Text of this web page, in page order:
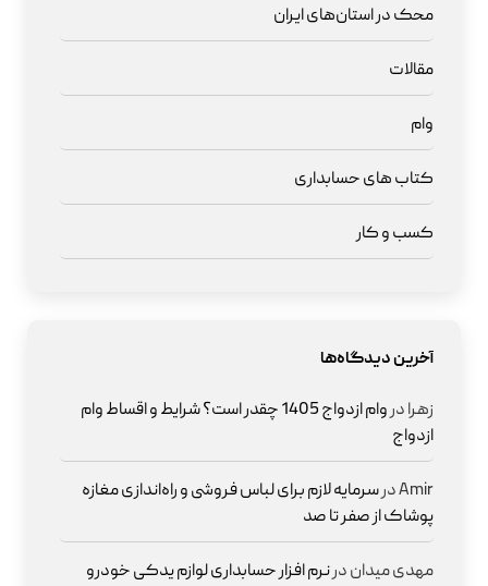
محک در استان‌های ایران
مقالات
وام
کتاب های حسابداری
کسب و کار
آخرین دیدگاه‌ها
زهرادر
وام ازدواج 1405 چقدر است؟ شرایط و اقساط وام
ازدواج
Amirدرسرمایه لازم برای لباس فروشی و راه‌اندازی مغازه
پوشاک از صفر تا صد
مهدی میداندرنرم افزار حسابداری لوازم یدکی خودرو